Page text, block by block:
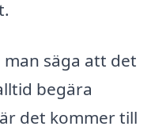
säga att det
begära
det kommer till